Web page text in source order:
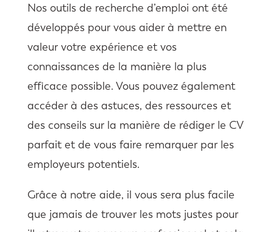
Nos outils de recherche d’emploi ont été
développés pour vous aider à mettre en
valeur votre expérience et vos
connaissances de la manière la plus
efficace possible. Vous pouvez également
accéder à des astuces, des ressources et
des conseils sur la manière de rédiger le CV
parfait et de vous faire remarquer par les
employeurs potentiels.
Grâce à notre aide, il vous sera plus facile
que jamais de trouver les mots justes pour